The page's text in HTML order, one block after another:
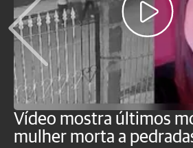
Vídeo mostra últimos
mulher morta a